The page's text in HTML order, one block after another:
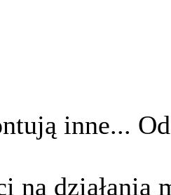
inne...
na działania